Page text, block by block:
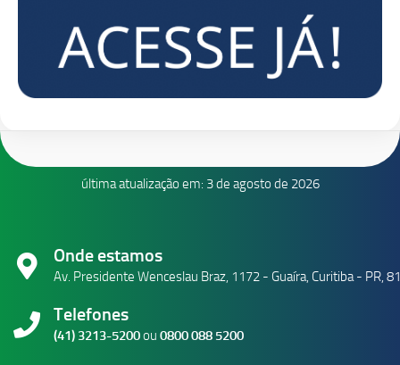
última atualização em: 3 de agosto de 2026
Onde estamos
Av. Presidente Wenceslau Braz, 1172 - Guaíra, Curitiba - PR,
Telefones
(41) 3213-5200ou 0800 088 5200